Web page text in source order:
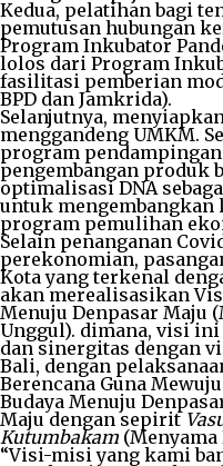
Kedua, pelatihan bagi
pemutusan hubungan
Program Inkubator
lolos dari Program
fasilitasi pemberian
BPD dan Jamkrida).
Selanjutnya,
menggandeng UMKM.
program
pengembangan produk
optimalisasi DNA
untuk mengembangkan
program pemulihan
Selain penanganan
perekonomian,
Kota yang terkenal
akan merealisasikan
Menuju Denpasar Maju
Unggul). dimana, visi
dan sinergitas dengan
Bali, dengan
Berencana Guna
Budaya Menuju
Maju dengan sepirit
Kutumbakam (Menyama
“Visi-misi yang kami